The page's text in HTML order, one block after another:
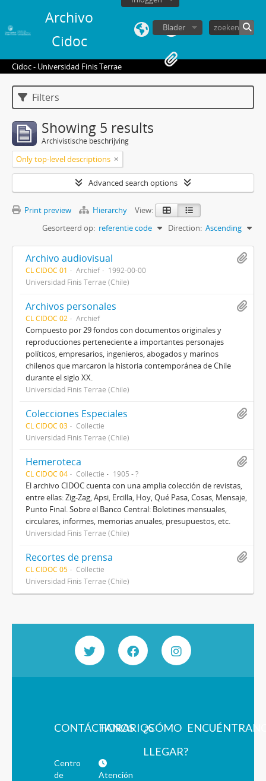
Archivo
Cidoc
Blader
Cidoc - Universidad Finis Terrae
Filters
Showing 5 results
Archivistische beschrijving
Only top-level descriptions
Advanced search options
Print preview Hierarchy
View:
Gesorteerd op: referentie code Direction: Ascending
Archivo audiovisual
CL CIDOC 01 Archief
1992-00-00
Universidad Finis Terrae (Chile)
Archivos personales
CL CIDOC 02 Archief
Compuesto por 29 fondos con documentos originales y
reproducciones perteneciente a importantes personajes
políticos, empresarios, ingenieros, abogados y marinos
chilenos que marcaron la historia contemporánea de Chile
durante el siglo XX.
Universidad Finis Terrae (Chile)
Colecciones Especiales
CL CIDOC 03
Collectie
Universidad Finis Terrae (Chile)
Hemeroteca
CL CIDOC 04 Collectie 1905 - ?
El archivo CIDOC cuenta con una amplia colección de revistas,
entre ellas: Zig-Zag, Apsi, Ercilla, Hoy, Qué Pasa, Cosas, Mensaje,
Punto Final. Sobre el Banco Central: Boletines mensuales,
circulares, informes, memorias anuales, presupuestos, etc.
Universidad Finis Terrae (Chile)
Recortes de prensa
CL CIDOC 05
Collectie
Universidad Finis Terrae (Chile)
CONTÁCTANOS
Centro
de
HORARIOS
Atención
¿CÓMO
LLEGAR?